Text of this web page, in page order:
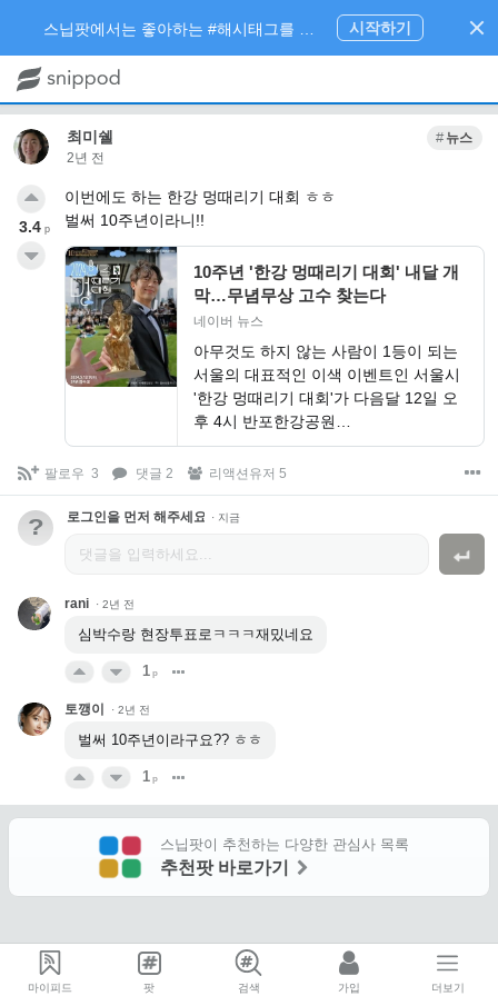
최미쉘
2년 전
뉴스
이번에도 하는 한강 멍때리기 대회 ㅎㅎ
벌써 10주년이라니!!
10주년 '한강 멍때리기 대회' 내달 개
막…무념무상 고수 찾는다
네이버 뉴스
아무것도 하지 않는 사람이 1등이 되는
서울의 대표적인 이색 이벤트인 서울시
'한강 멍때리기 대회'가 다음달 12일 오
후 4시 반포한강공원…
3.4 p
팔로우 3 댓글 2 리액션유저 5
? 로그인을 먼저 해주세요. · 지금
rani ·2년 전
심박수랑 현장투표로ㅋㅋㅋ재밌네요
1 p
토깽이 ·2년 전
벌써 10주년이라구요?? ㅎㅎ
1 p
스닙팟이 추천하는 다양한 관심사 목록
추천팟 바로가기
마이피드 팟 검색 가입 더보기
스닙팟에서는 좋아하는 #해시태그를 팔로우 하고 내가 관심있는 주제만 모아볼 수 있어요. 시작하기